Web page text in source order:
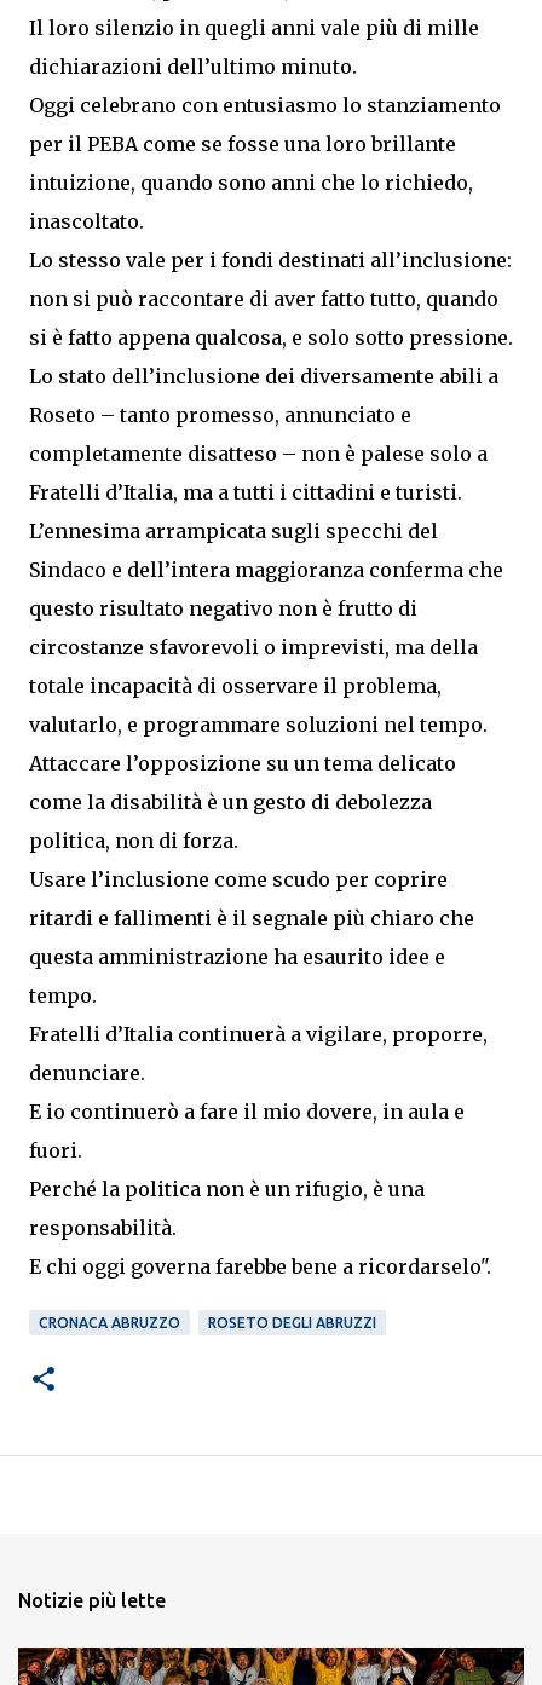
Il loro silenzio in quegli anni vale più di mille
dichiarazioni dell’ultimo minuto.
Oggi celebrano con entusiasmo lo stanziamento
per il PEBA come se fosse una loro brillante
intuizione, quando sono anni che lo richiedo,
inascoltato.
Lo stesso vale per i fondi destinati all’inclusione:
non si può raccontare di aver fatto tutto, quando
si è fatto appena qualcosa, e solo sotto pressione.
Lo stato dell’inclusione dei diversamente abili a
Roseto – tanto promesso, annunciato e
completamente disatteso – non è palese solo a
Fratelli d’Italia, ma a tutti i cittadini e turisti.
L’ennesima arrampicata sugli specchi del
Sindaco e dell’intera maggioranza conferma che
questo risultato negativo non è frutto di
circostanze sfavorevoli o imprevisti, ma della
totale incapacità di osservare il problema,
valutarlo, e programmare soluzioni nel tempo.
Attaccare l’opposizione su un tema delicato
come la disabilità è un gesto di debolezza
politica, non di forza.
Usare l’inclusione come scudo per coprire
ritardi e fallimenti è il segnale più chiaro che
questa amministrazione ha esaurito idee e
tempo.
Fratelli d’Italia continuerà a vigilare, proporre,
denunciare.
E io continuerò a fare il mio dovere, in aula e
fuori.
Perché la politica non è un rifugio, è una
responsabilità.
E chi oggi governa farebbe bene a ricordarselo".
CRONACA ABRUZZO ROSETO DEGLI ABRUZZI
Notizie più lette